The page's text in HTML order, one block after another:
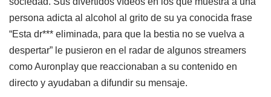
persona adicta al alcohol al grito de su ya conocida frase
“Esta dr*** eliminada, para que la bestia no se vuelva a
despertar” le pusieron en el radar de algunos streamers
como Auronplay que reaccionaban a su contenido en
directo y ayudaban a difundir su mensaje.